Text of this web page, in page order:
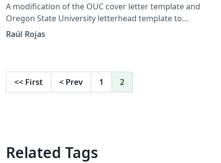
A modification of the OUC cover letter template and
Oregon State University letterhead template to
accommodate the needs of Unicamp students.
Raúl Rojas
<< First < Prev 1 2
Related Tags